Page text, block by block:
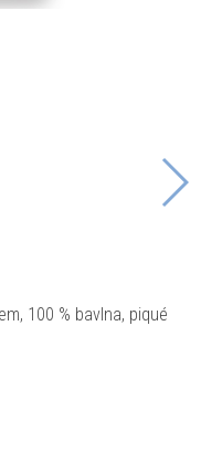
100 % bavlna, piqué